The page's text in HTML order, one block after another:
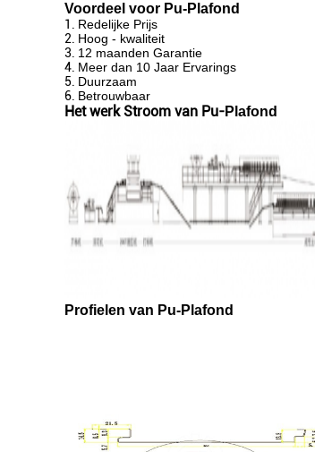
Voordeel voor Pu-Plafond
1. Redelijke Prijs
2. Hoog - kwaliteit
3. 12 maanden Garantie
4. Meer dan 10 Jaar Ervarings
5. Duurzaam
6. Betrouwbaar
Het werk Stroom van Pu-Plafond
Profielen van Pu-Plafond